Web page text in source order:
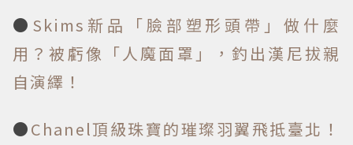
● Skims新品「臉部塑形頭帶」做什麼
用？被虧像「人魔面罩」，釣出漢尼拔親
自演繹！
●Chanel頂級珠寶的璀璨羽翼飛抵臺北！